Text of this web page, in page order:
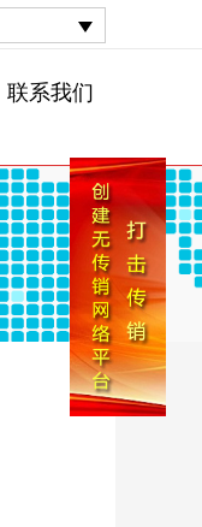
联系我们